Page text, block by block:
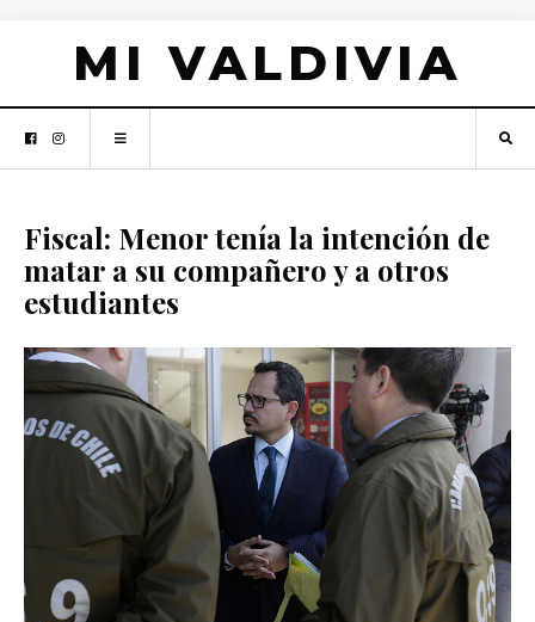
MI VALDIVIA
Fiscal: Menor tenía la intención de
matar a su compañero y a otros
estudiantes